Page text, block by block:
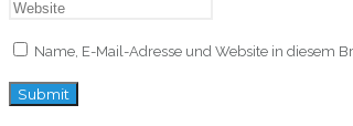
Name, E-Mail-Adresse und Website in diesem